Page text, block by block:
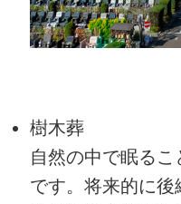
樹木葬
自然の中で眠る
です。将来的に